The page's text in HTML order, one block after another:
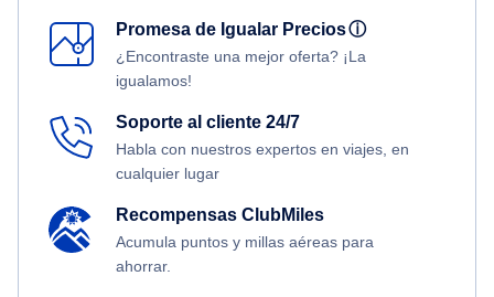
Promesa de Igualar Preciosⓘ
¿Encontraste una mejor oferta? ¡La
igualamos!
Soporte al cliente 24/7
Habla con nuestros expertos en viajes, en
cualquier lugar
Recompensas ClubMiles
Acumula puntos y millas aéreas para
ahorrar.